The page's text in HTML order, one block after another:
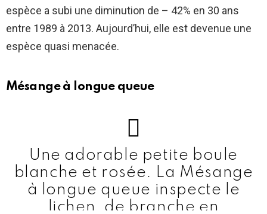
espèce a subi une diminution de – 42% en 30 ans
entre 1989 à 2013. Aujourd’hui, elle est devenue une
espèce quasi menacée.
Mésange à longue queue
Une adorable petite boule
blanche et rosée. La Mésange
à longue queue inspecte le
lichen, de branche en